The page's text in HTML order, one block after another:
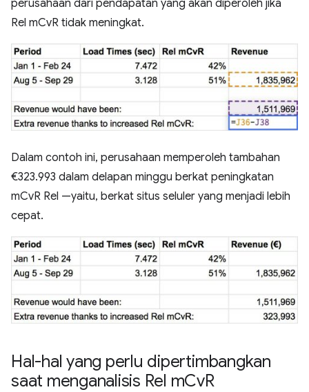
perusahaan dari pendapatan yang akan diperoleh jika
Rel mCvR tidak meningkat.
Dalam contoh ini, perusahaan memperoleh tambahan
€323.993 dalam delapan minggu berkat peningkatan
mCvR Rel —yaitu, berkat situs seluler yang menjadi lebih
cepat.
Hal-hal yang perlu dipertimbangkan
saat menganalisis Rel mCvR